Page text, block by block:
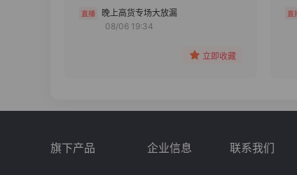
分组
晚上高货专场大放漏
08/06 19:34
立即收藏
旗下产品 企业信息 联系我们